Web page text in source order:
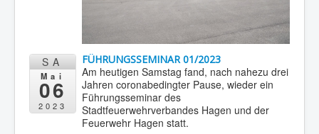
SA
Mai
06
2023
FÜHRUNGSSEMINAR 01/2023
Am heutigen Samstag fand, nach nahezu drei
Jahren coronabedingter Pause, wieder ein
Führungsseminar des
Stadtfeuerwehrverbandes Hagen und der
Feuerwehr Hagen statt.